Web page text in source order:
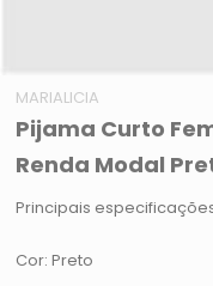
MARIALICIA
Pijama Curto
Renda Modal
Principais
Cor: Preto